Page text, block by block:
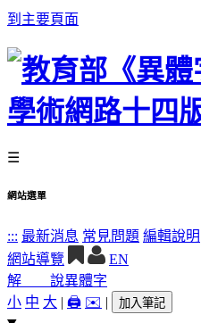
到主要頁面
☰
網站選單
::: 最新消息 常見問題 編輯說明
網站導覽
EN
解 說異體字
小 中 大 | 🖨️ ✉️ | 加入筆記